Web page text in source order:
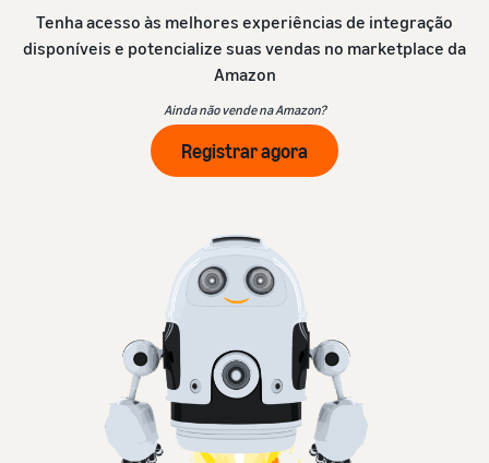
Tenha acesso às melhores experiências de integração
disponíveis e potencialize suas vendas no marketplace da
Amazon
Ainda não vende na Amazon?
Registrar agora